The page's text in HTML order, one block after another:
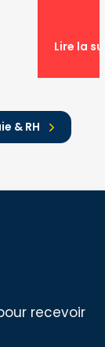
Lire la
& RH
recevoir